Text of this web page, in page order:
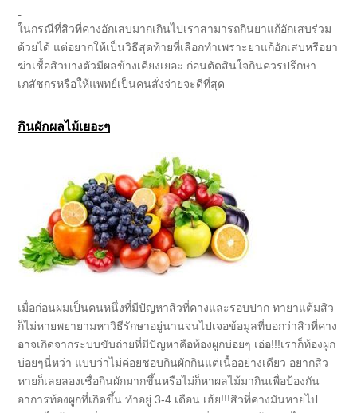
ในกรณีที่สิวที่คางอักเสบมากเกินไปเราสามารถกินยาแก้อักเสบร่วม
ด้วยได้ แต่อยากให้เป็นวิธีสุดท้ายที่เลือกทำเพราะยาแก้อักเสบหรือยา
ฆ่าเชื้อสิวบางตัวมีผลข้างเคียงเยอะ ก่อนตัดสินใจกินควรปรึกษา
เภสัชกรหรือให้แพทย์เป็นคนสั่งจ่ายจะดีที่สุด
กินผักผลไม้เยอะๆ
เมื่อก่อนผมเป็นคนหนึ่งที่มีปัญหาสิวที่คางและรอบปาก ทายาแต้มสิว
ก็ไม่หายพยายามหาวิธีรักษาอยู่นานจนไปเจอข้อมูลที่บอกว่าสิวที่คาง
อาจเกิดจากระบบขับถ่ายที่มีปัญหาคือท้องผูกบ่อยๆ เอ่อ!!!เราก็ท้องผูก
บ่อยๆนี่หว่า แบบว่าไม่ค่อยชอบกินผักกินแต่เนื้ออย่างเดียว อยากสิว
หายก็เลยลองเชื่อกินผักมากขึ้นหรือไม่ก็หาผลไม้มากินเพื่อป้องกัน
อาการท้องผูกที่เกิดขึ้น ทำอยู่ 3-4 เดือน เฮ้ย!!!สิวที่คางมันหายไป